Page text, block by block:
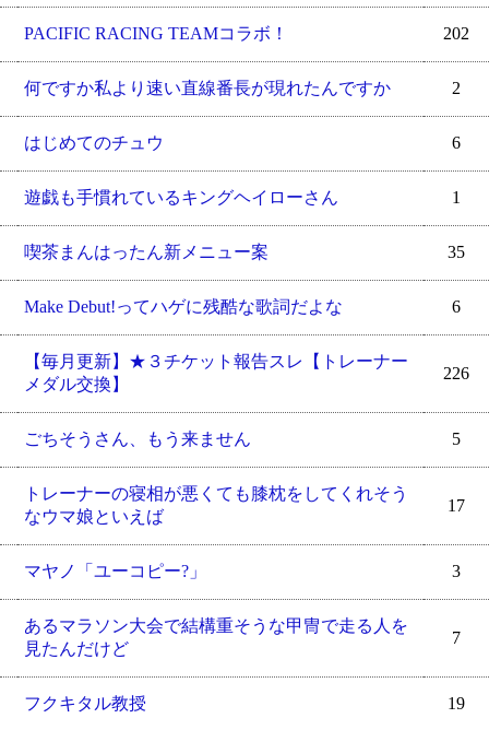
PACIFIC RACING TEAMコラボ！ 202
何ですか私より速い直線番長が現れたんですか 2
はじめてのチュウ 6
遊戯も手慣れているキングヘイローさん 1
喫茶まんはったん新メニュー案 35
Make Debut!ってハゲに残酷な歌詞だよな 6
【毎月更新】★３チケット報告スレ【トレーナー
メダル交換】
226
ごちそうさん、もう来ません 5
トレーナーの寝相が悪くても膝枕をしてくれそう
なウマ娘といえば
17
マヤノ「ユーコピー?」 3
あるマラソン大会で結構重そうな甲冑で走る人を
見たんだけど
7
フクキタル教授 19